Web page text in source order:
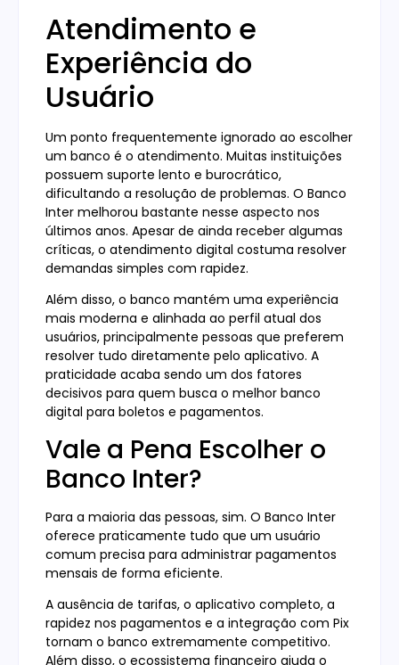
Atendimento e
Experiência do
Usuário
Um ponto frequentemente ignorado ao escolher
um banco é o atendimento. Muitas instituições
possuem suporte lento e burocrático,
dificultando a resolução de problemas. O Banco
Inter melhorou bastante nesse aspecto nos
últimos anos. Apesar de ainda receber algumas
críticas, o atendimento digital costuma resolver
demandas simples com rapidez.
Além disso, o banco mantém uma experiência
mais moderna e alinhada ao perfil atual dos
usuários, principalmente pessoas que preferem
resolver tudo diretamente pelo aplicativo. A
praticidade acaba sendo um dos fatores
decisivos para quem busca o melhor banco
digital para boletos e pagamentos.
Vale a Pena Escolher o
Banco Inter?
Para a maioria das pessoas, sim. O Banco Inter
oferece praticamente tudo que um usuário
comum precisa para administrar pagamentos
mensais de forma eficiente.
A ausência de tarifas, o aplicativo completo, a
rapidez nos pagamentos e a integração com Pix
tornam o banco extremamente competitivo.
Além disso, o ecossistema financeiro ajuda o